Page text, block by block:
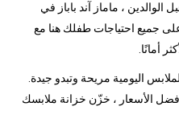
، ماماز آند باباز في
جميع احتياجات طفلك هنا مع
أمانًا.
اليومية مريحة وتبدو جيدة.
الأسعار ، خزّن خزانة ملابسك